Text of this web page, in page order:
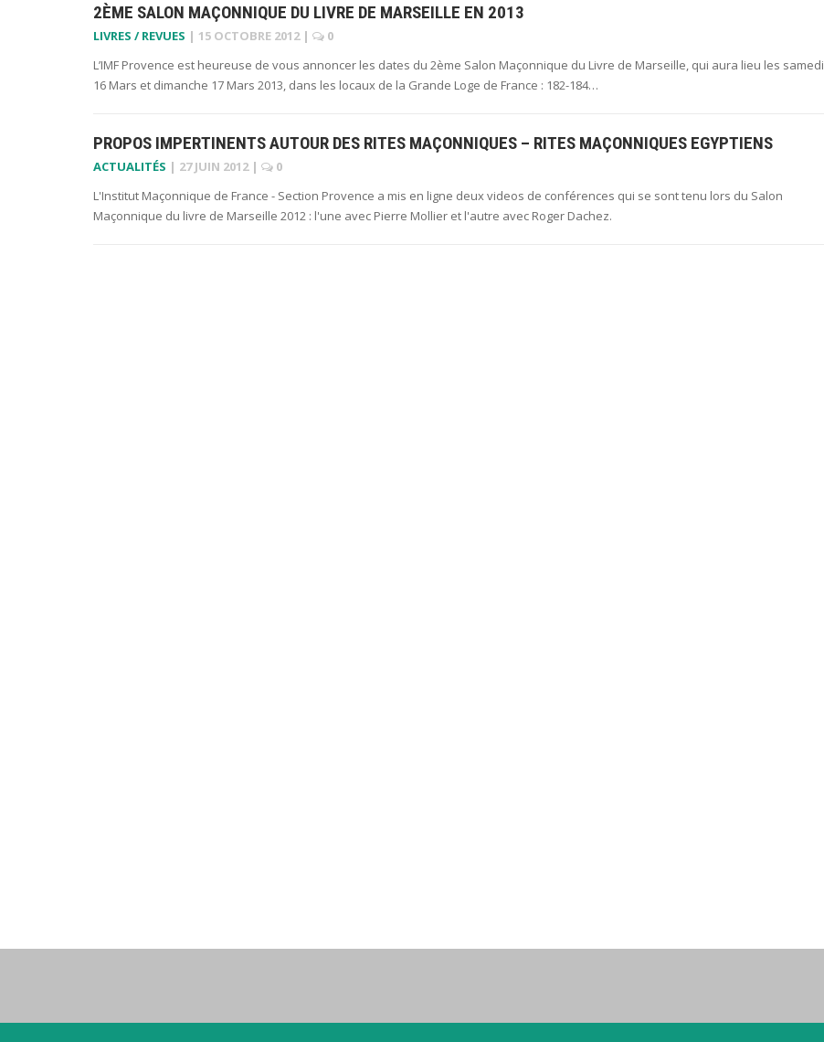
2ÈME SALON MAÇONNIQUE DU LIVRE DE MARSEILLE EN 2013
LIVRES / REVUES | 15 OCTOBRE 2012 |
0
L’IMF Provence est heureuse de vous annoncer les dates du 2ème Salon Maçonnique du Livre de Marseille, qui aura lieu les samedi
16 Mars et dimanche 17 Mars 2013, dans les locaux de la Grande Loge de France : 182-184…
PROPOS IMPERTINENTS AUTOUR DES RITES MAÇONNIQUES – RITES MAÇONNIQUES EGYPTIENS
ACTUALITÉS | 27 JUIN 2012 |
0
L'Institut Maçonnique de France - Section Provence a mis en ligne deux videos de conférences qui se sont tenu lors du Salon
Maçonnique du livre de Marseille 2012 : l'une avec Pierre Mollier et l'autre avec Roger Dachez.